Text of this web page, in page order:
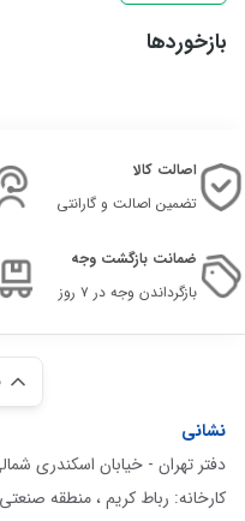
بازخوردها
اصالت کالا
تضمین اصالت و گارانتی
ضمانت بازگشت وجه
بازگرداندن وجه در ۷ روز
نشانی
دفتر تهران - خیابان اسکندری
کارخانه: رباط کریم ، منطقه